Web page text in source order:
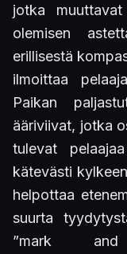
jotka
olemisen
erillisestä
ilmoittaa
Paikan
ääriviivat, jotka
tulevat
kätevästi
helpottaa
suurta
”mark and